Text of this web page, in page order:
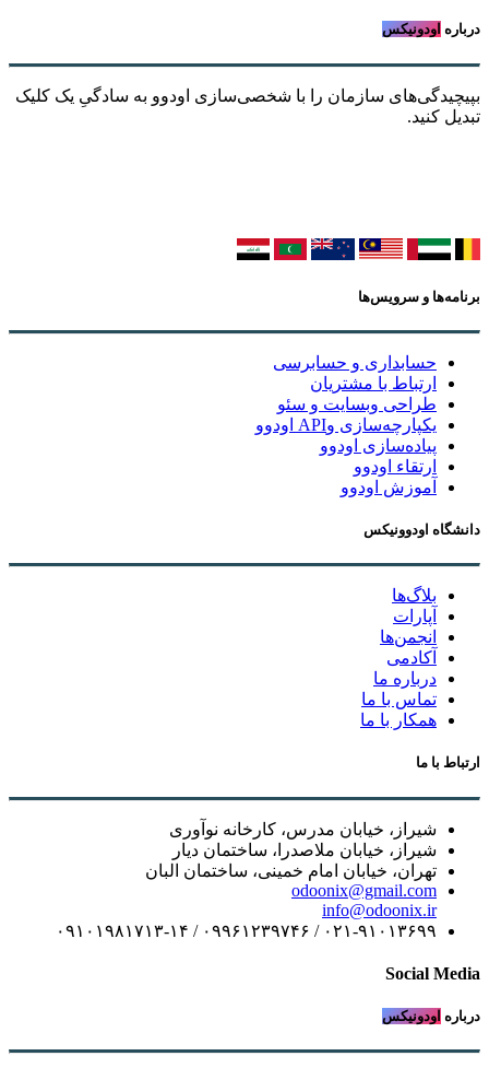
درباره اودونیکس
بپیچیدگی‌های سازمان را با شخصی‌سازی اودوو به سادگیِ یک کلیک
تبدیل کنید.
برنامه‌ها و سرویس‌ها
حسابداری و حسابرسی
ارتباط با مشتریان
طراحی وبسایت و سئو
یکپارچه‌سازی وAPI اودوو
پیاده‌سازی اودوو
ارتقاء اودوو
آموزش اودوو
دانشگاه اودوونیکس
بلاگ‌ها
آپارات
انجمن‌ها
آکادمی
درباره ما
تماس با ما
همکار با ما
ارتباط با ما
شیراز، خیابان مدرس، کارخانه نوآوری
شیراز، خیابان ملاصدرا، ساختمان دیار
تهران، خیابان امام خمینی، ساختمان البان
odoonix@gmail.com
info@odoonix.ir
۰۲۱-۹۱۰۱۳۶۹۹ / ۰۹۹۶۱۲۳۹۷۴۶ / ۰۹۱۰۱۹۸۱۷۱۳-۱۴
Social Media
درباره اودونیکس